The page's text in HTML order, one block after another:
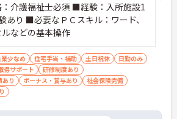
介護福祉士必須 ■経験：入所施設1
あり ■必要なＰＣスキル：ワード、
などの基本操作
少なめ 住宅手当・補助 土日祝休
日勤のみ
得サポート
研修制度あり
り
ボーナス・賞与あり
社会保険完備